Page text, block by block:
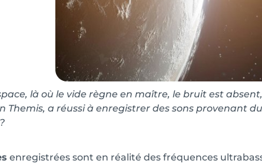
là où le vide règne en maître, le bruit est
Themis, a réussi à enregistrer des sons provenant
enregistrées sont en réalité des fréquences